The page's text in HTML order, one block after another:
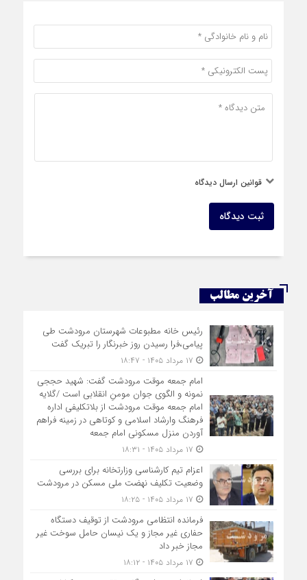
قوانین ارسال دیدگاه
ثبت دیدگاه
آخرین مطالب
رئیس خانه مطبوعات شهرستان مرودشت طی
پیامی،فرا رسیدن روز خبرنگار را تبریک گفت
امام جمعه موقت مرودشت گفت: شهید حججی
نمونه و الگوی جوان مومنِ انقلابی است /گلایه
امام جمعه موقت مرودشت از بلاتکلیفی اداره
فرهنگ وارشاد اسلامی و کوتاهی در زمینه فراهم
آوردن منزل مسکونی امام جمعه
اعزام تیم کارشناسی وزارتخانه برای بررسی
وضعیت تکلیف نهضت ملی مسکن در مرودشت
فرمانده انتظامی مرودشت از توقیف دستگاه
حفاری غیر مجاز و یک نیسان حامل سوخت غیر
مجاز خبر داد